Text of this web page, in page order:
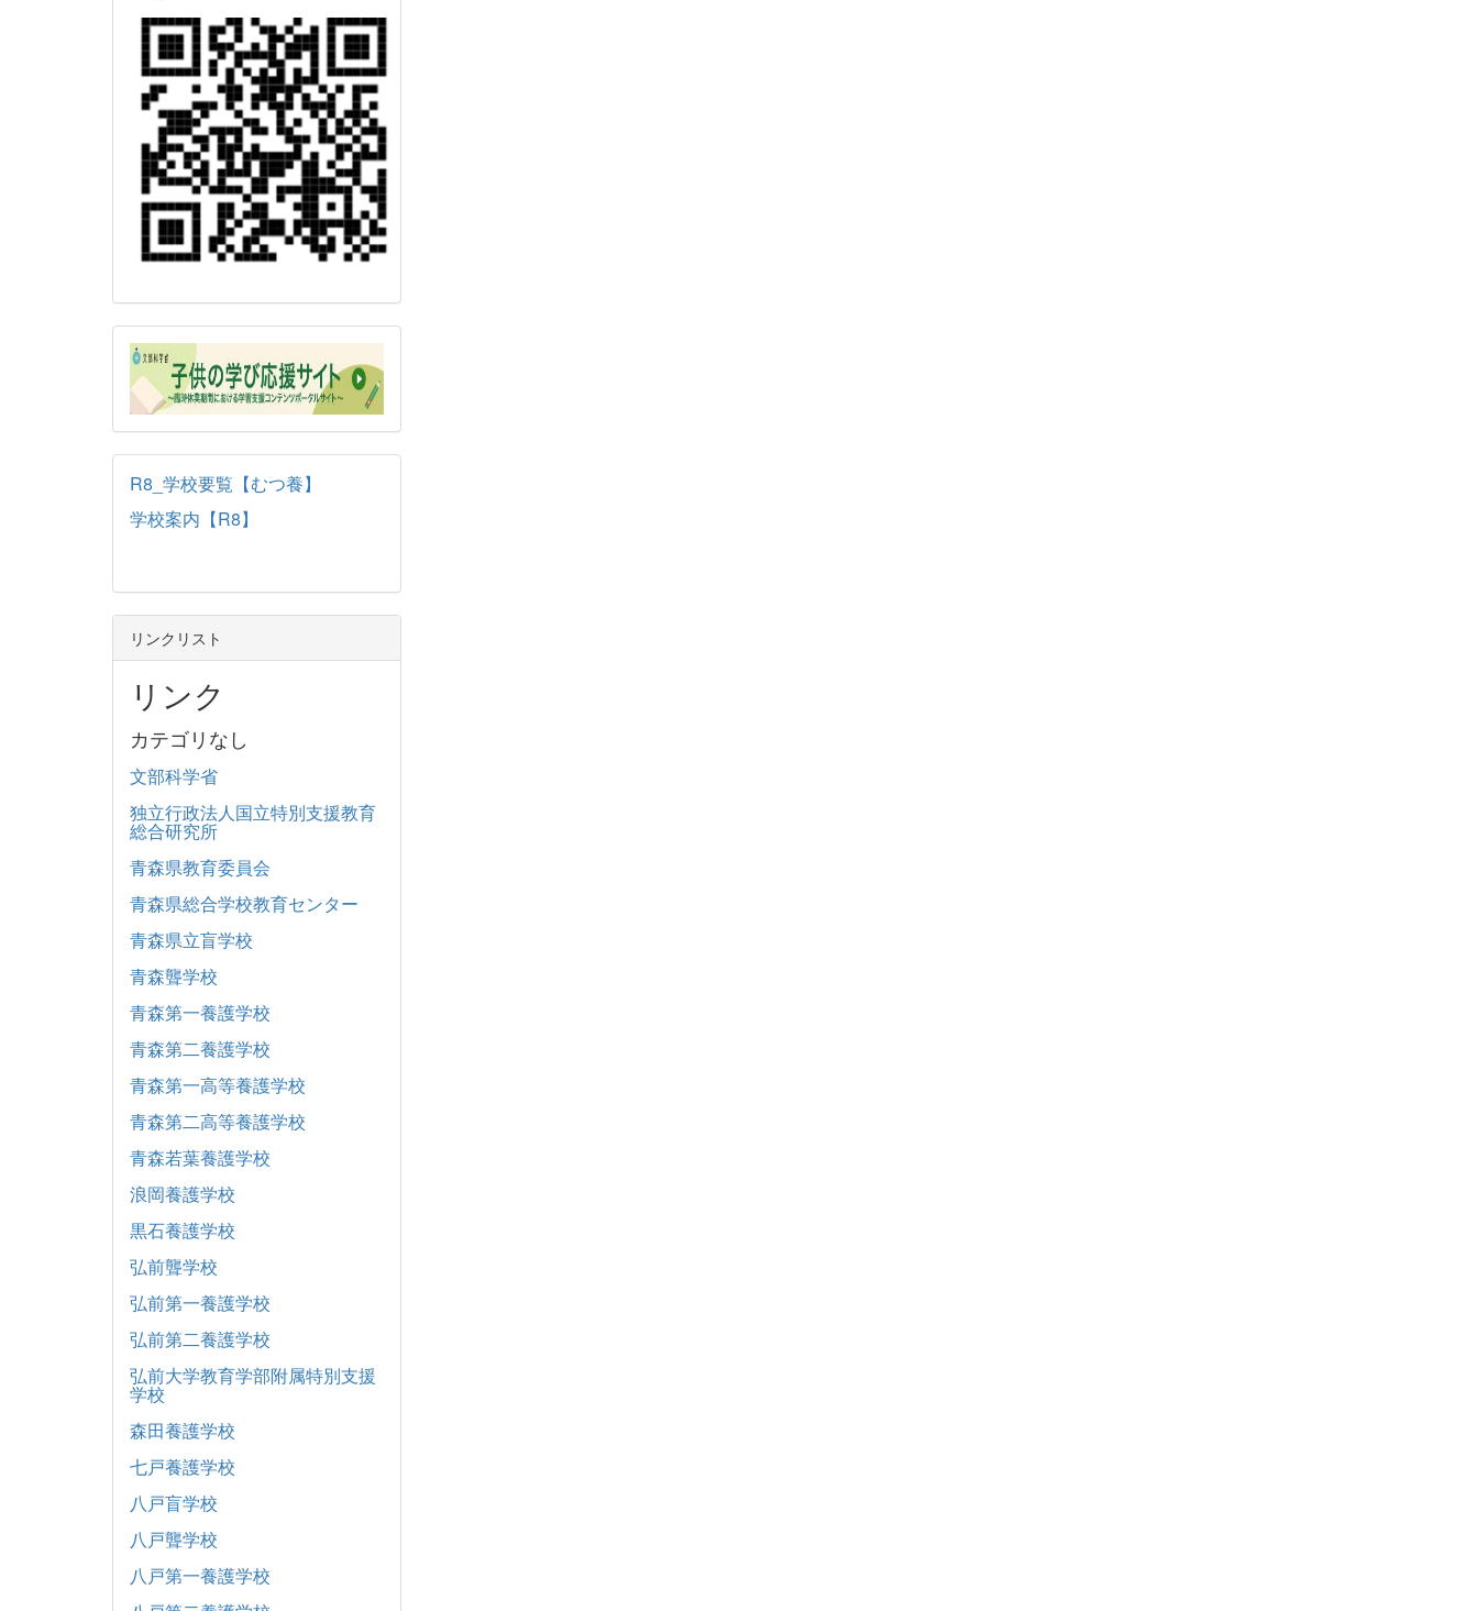
R8_学校要覧【むつ養】
学校案内【R8】
リンクリスト
リンク
カテゴリなし
文部科学省
独立行政法人国立特別支援教育
総合研究所
青森県教育委員会
青森県総合学校教育センター
青森県立盲学校
青森聾学校
青森第一養護学校
青森第二養護学校
青森第一高等養護学校
青森第二高等養護学校
青森若葉養護学校
浪岡養護学校
黒石養護学校
弘前聾学校
弘前第一養護学校
弘前第二養護学校
弘前大学教育学部附属特別支援
学校
森田養護学校
七戸養護学校
八戸盲学校
八戸聾学校
八戸第一養護学校